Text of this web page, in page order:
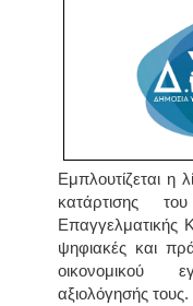
Eμπλουτίζεται η
κατάρτισης
Επαγγελματικής
ψηφιακές και
οικονομικού
αξιολόγησής τους.